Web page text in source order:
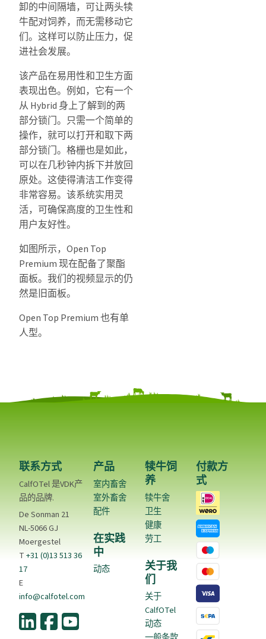
卸的中间隔墙，可让两头犊
牛配对饲养，而无需移动它
们。这样可以防止压力，促
进社会发展。
该产品在易用性和卫生方面
表现出色。例如，它有一个
从 Hybrid 身上了解到的两
部分锁门。只需一个简单的
操作，就可以打开和取下两
部分锁门。格栅也是如此，
可以在几秒钟内拆下并放回
原处。这使得清洁工作变得
非常容易。该系统实用灵
活，可确保高度的卫生性和
用户友好性。
如图所示，Open Top
Premium 现在配备了聚酯
面板。我们的视频显示的仍
然是旧面板。
Open Top Premium 也有单
人型。
联系方式
CalfOTel 是VDK产
品的品牌.
De Sonman 21
NL-5066 GJ
Moergestel
T+31 (0)13 513 36
17
E
info@calfotel.com
产品
室内畜舍
室外畜舍
配件
在实践
中
动态
犊牛饲
养
犊牛舍
卫生
健康
劳工
关于我
们
关于
CalfOTel
动态
付款方
式